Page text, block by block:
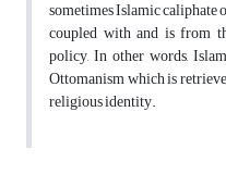
sometimes Islamic caliphate
coupled with and is from
policy, In other words,
Ottomanism which is
religious identity.